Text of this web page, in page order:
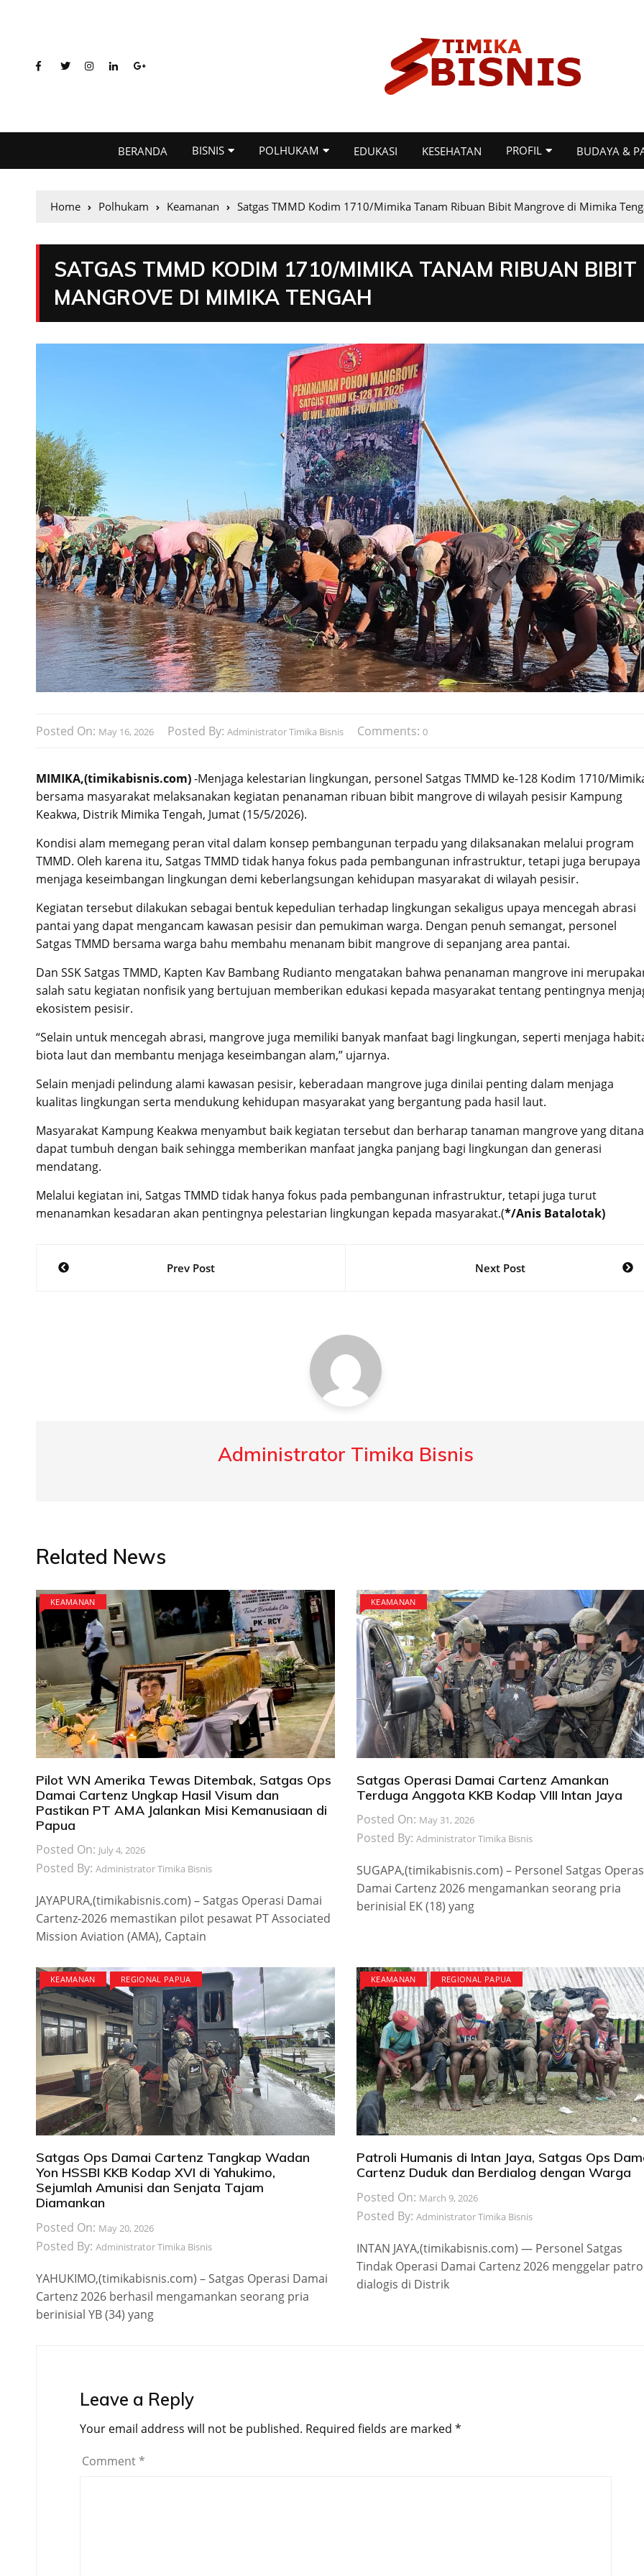
BERANDA BISNIS POLHUKAM EDUKASI KESEHATAN PROFIL BUDAYA &
Home Polhukam Keamanan Satgas TMMD Kodim 1710/Mimika Tanam Ribuan Bibit Mangrove di Mimika
SATGAS TMMD KODIM 1710/MIMIKA TANAM RIBUAN BIBIT
MANGROVE DI MIMIKA TENGAH
Posted On: May 16, 2026 Posted By: Administrator Timika Bisnis Comments: 0
MIMIKA,(timikabisnis.com)-Menjaga kelestarian lingkungan, personel Satgas TMMD ke-128 Kodim 1710/
bersama masyarakat melaksanakan kegiatan penanaman ribuan bibit mangrove di wilayah pesisir Kampung
Keakwa, Distrik Mimika Tengah, Jumat (15/5/2026).
Kondisi alam memegang peran vital dalam konsep pembangunan terpadu yang dilaksanakan melalui program
TMMD. Oleh karena itu, Satgas TMMD tidak hanya fokus pada pembangunan infrastruktur, tetapi juga berupaya
menjaga keseimbangan lingkungan demi keberlangsungan kehidupan masyarakat di wilayah pesisir.
Kegiatan tersebut dilakukan sebagai bentuk kepedulian terhadap lingkungan sekaligus upaya mencegah abrasi
pantai yang dapat mengancam kawasan pesisir dan pemukiman warga. Dengan penuh semangat, personel
Satgas TMMD bersama warga bahu membahu menanam bibit mangrove di sepanjang area pantai.
Dan SSK Satgas TMMD, Kapten Kav Bambang Rudianto mengatakan bahwa penanaman mangrove ini
salah satu kegiatan nonfisik yang bertujuan memberikan edukasi kepada masyarakat tentang pentingnya
ekosistem pesisir.
“Selain untuk mencegah abrasi, mangrove juga memiliki banyak manfaat bagi lingkungan, seperti menjaga
biota laut dan membantu menjaga keseimbangan alam,” ujarnya.
Selain menjadi pelindung alami kawasan pesisir, keberadaan mangrove juga dinilai penting dalam menjaga
kualitas lingkungan serta mendukung kehidupan masyarakat yang bergantung pada hasil laut.
Masyarakat Kampung Keakwa menyambut baik kegiatan tersebut dan berharap tanaman mangrove yang
dapat tumbuh dengan baik sehingga memberikan manfaat jangka panjang bagi lingkungan dan generasi
mendatang.
Melalui kegiatan ini, Satgas TMMD tidak hanya fokus pada pembangunan infrastruktur, tetapi juga turut
menanamkan kesadaran akan pentingnya pelestarian lingkungan kepada masyarakat.(*/Anis Batalotak)
Post
Prev Post Next Post
Administrator Timika Bisnis
Related News
KEAMANAN
Pilot WN Amerika Tewas Ditembak, Satgas Ops
Damai Cartenz Ungkap Hasil Visum dan
Pastikan PT AMA Jalankan Misi Kemanusiaan di
Papua
Posted On: July 4, 2026
Posted By: Administrator Timika Bisnis
JAYAPURA,(timikabisnis.com) – Satgas Operasi Damai
Cartenz-2026 memastikan pilot pesawat PT Associated
Mission Aviation (AMA), Captain
KEAMANAN
Satgas Operasi Damai Cartenz Amankan
Terduga Anggota KKB Kodap VIII Intan Jaya
Posted On: May 31, 2026
Posted By: Administrator Timika Bisnis
SUGAPA,(timikabisnis.com) – Personel Satgas
Damai Cartenz 2026 mengamankan seorang pria
berinisial EK (18) yang
KEAMANAN REGIONAL PAPUA
Satgas Ops Damai Cartenz Tangkap Wadan
Yon HSSBI KKB Kodap XVI di Yahukimo,
Sejumlah Amunisi dan Senjata Tajam
Diamankan
Posted On: May 20, 2026
Posted By: Administrator Timika Bisnis
YAHUKIMO,(timikabisnis.com) – Satgas Operasi Damai
Cartenz 2026 berhasil mengamankan seorang pria
berinisial YB (34) yang
KEAMANAN REGIONAL PAPUA
Patroli Humanis di Intan Jaya, Satgas Ops
Cartenz Duduk dan Berdialog dengan Warga
Posted On: March 9, 2026
Posted By: Administrator Timika Bisnis
INTAN JAYA,(timikabisnis.com) — Personel Satgas
Tindak Operasi Damai Cartenz 2026 menggelar
dialogis di Distrik
Leave a Reply
Your email address will not be published. Required fields are marked *
Comment *